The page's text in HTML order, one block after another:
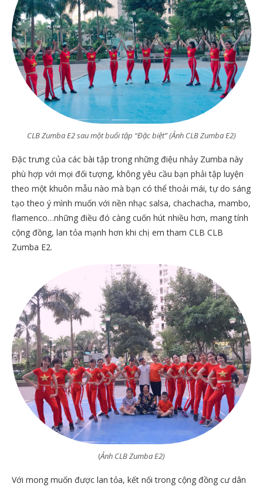
CLB Zumba E2 sau một buổi tập “Đặc biệt” (Ảnh CLB Zumba E2)
Đặc trưng của các bài tập trong những điệu nhảy Zumba này
phù hợp với mọi đối tượng, không yêu cầu bạn phải tập luyện
theo một khuôn mẫu nào mà bạn có thể thoải mái, tự do sáng
tạo theo ý mình muốn với nền nhạc salsa, chachacha, mambo,
flamenco…những điều đó càng cuốn hút nhiều hơn, mang tính
cộng đồng, lan tỏa mạnh hơn khi chị em tham CLB CLB
Zumba E2.
(Ảnh CLB Zumba E2)
Với mong muốn được lan tỏa, kết nối trong cộng đồng cư dân